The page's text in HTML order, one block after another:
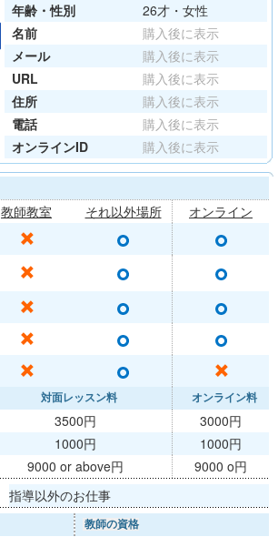
年齢・性別
26才・女性
名前
購入後に表示
メール
購入後に表示
URL
購入後に表示
住所
購入後に表示
電話
購入後に表示
オンラインID
購入後に表示
教師教室 それ以外場所
オンライン
✕ ○ ○
✕ ○ ○
✕ ○ ○
✕ ○ ○
✕ ○ ✕
対面レッスン料 オンライン料
3500円
3000円
1000円
1000円
9000 or above円
9000 o円
指導以外のお仕事
教師の資格